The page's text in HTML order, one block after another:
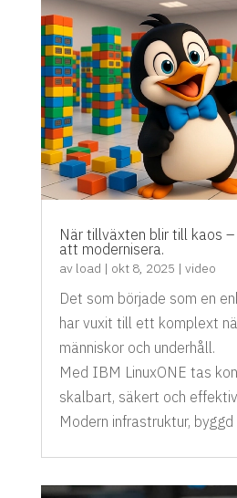
När tillväxten blir till kaos
att modernisera.
av load | okt 8, 2025 | video
Det som började som en
har vuxit till ett komplext
människor och underhåll.
Med IBM LinuxONE tas
skalbart, säkert och
Modern infrastruktur,